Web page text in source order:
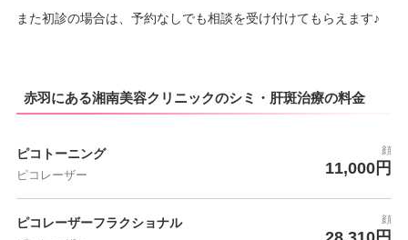
また初診の場合は、予約なしでも相談を受け付けてもらえます♪
赤羽にある湘南美容クリニックのシミ・肝斑治療の料金
ピコトーニング
ピコレーザー
顔
11,000円
ピコレーザーフラクショナル 顔